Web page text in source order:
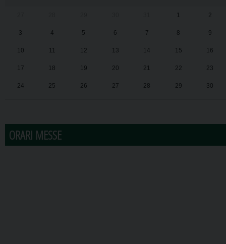
1 2
3 4 5 6 7 8 9
10 11 12 13 14 15 16
17 18 19 20 21 22 23
24 25 26 27 28 29 30
ORARI MESSE